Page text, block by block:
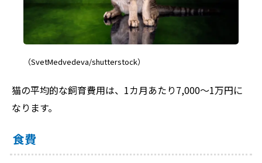
（SvetMedvedeva/shutterstock）
猫の平均的な飼育費用は、1カ月あたり7,000～1万円に
なります。
食費